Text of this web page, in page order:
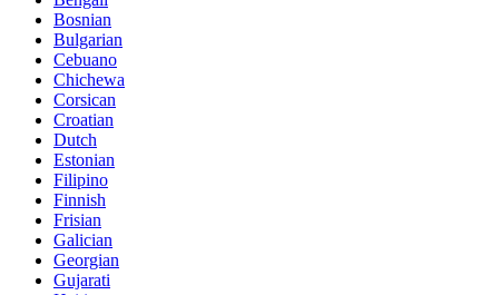
Bosnian
Bulgarian
Cebuano
Chichewa
Corsican
Croatian
Dutch
Estonian
Filipino
Finnish
Frisian
Galician
Georgian
Gujarati